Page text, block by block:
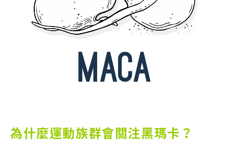
為什麼運動族群會關注黑瑪卡？